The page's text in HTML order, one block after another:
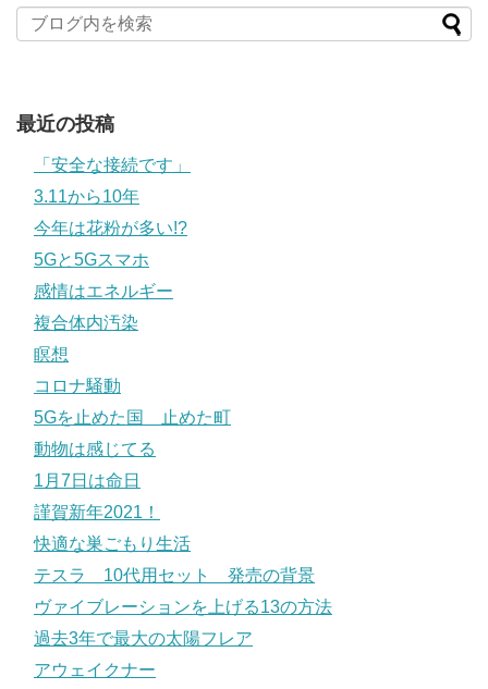
最近の投稿
「安全な接続です」
3.11から10年
今年は花粉が多い!?
5Gと5Gスマホ
感情はエネルギー
複合体内汚染
瞑想
コロナ騒動
5Gを止めた国 止めた町
動物は感じてる
1月7日は命日
謹賀新年2021！
快適な巣ごもり生活
テスラ 10代用セット 発売の背景
ヴァイブレーションを上げる13の方法
過去3年で最大の太陽フレア
アウェイクナー